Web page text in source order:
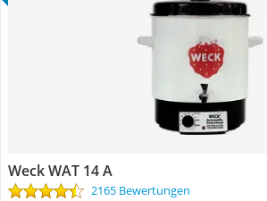
Weck WAT 14 A
2165 Bewertungen